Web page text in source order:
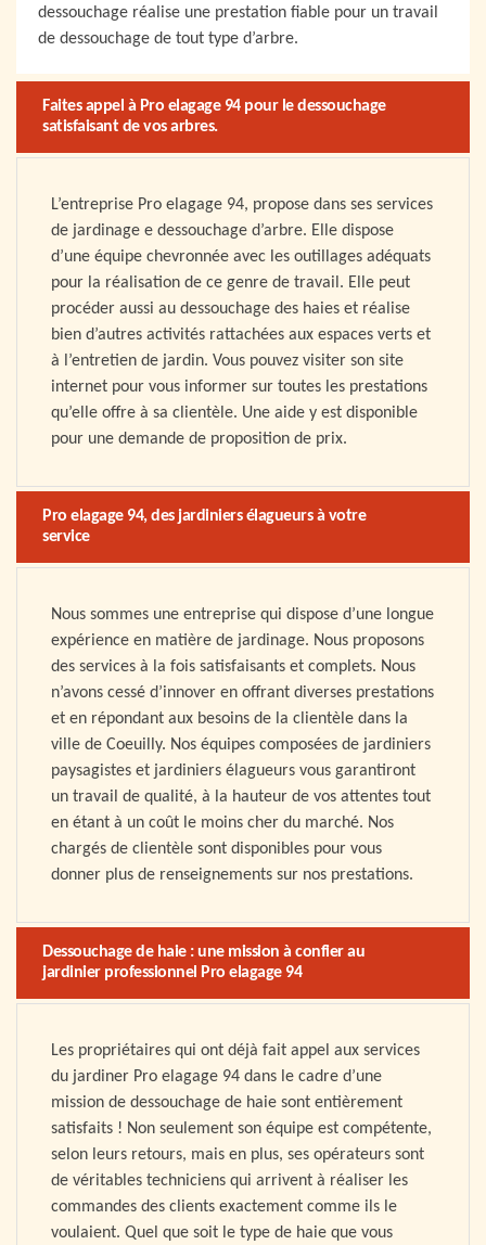
dessouchage réalise une prestation fiable pour un travail
de dessouchage de tout type d’arbre.
Faites appel à Pro elagage 94 pour le dessouchage
satisfaisant de vos arbres.
L’entreprise Pro elagage 94, propose dans ses services
de jardinage e dessouchage d’arbre. Elle dispose
d’une équipe chevronnée avec les outillages adéquats
pour la réalisation de ce genre de travail. Elle peut
procéder aussi au dessouchage des haies et réalise
bien d’autres activités rattachées aux espaces verts et
à l’entretien de jardin. Vous pouvez visiter son site
internet pour vous informer sur toutes les prestations
qu’elle offre à sa clientèle. Une aide y est disponible
pour une demande de proposition de prix.
Pro elagage 94, des jardiniers élagueurs à votre
service
Nous sommes une entreprise qui dispose d’une longue
expérience en matière de jardinage. Nous proposons
des services à la fois satisfaisants et complets. Nous
n’avons cessé d’innover en offrant diverses prestations
et en répondant aux besoins de la clientèle dans la
ville de Coeuilly. Nos équipes composées de jardiniers
paysagistes et jardiniers élagueurs vous garantiront
un travail de qualité, à la hauteur de vos attentes tout
en étant à un coût le moins cher du marché. Nos
chargés de clientèle sont disponibles pour vous
donner plus de renseignements sur nos prestations.
Dessouchage de haie : une mission à confier au
jardinier professionnel Pro elagage 94
Les propriétaires qui ont déjà fait appel aux services
du jardiner Pro elagage 94 dans le cadre d’une
mission de dessouchage de haie sont entièrement
satisfaits ! Non seulement son équipe est compétente,
selon leurs retours, mais en plus, ses opérateurs sont
de véritables techniciens qui arrivent à réaliser les
commandes des clients exactement comme ils le
voulaient. Quel que soit le type de haie que vous